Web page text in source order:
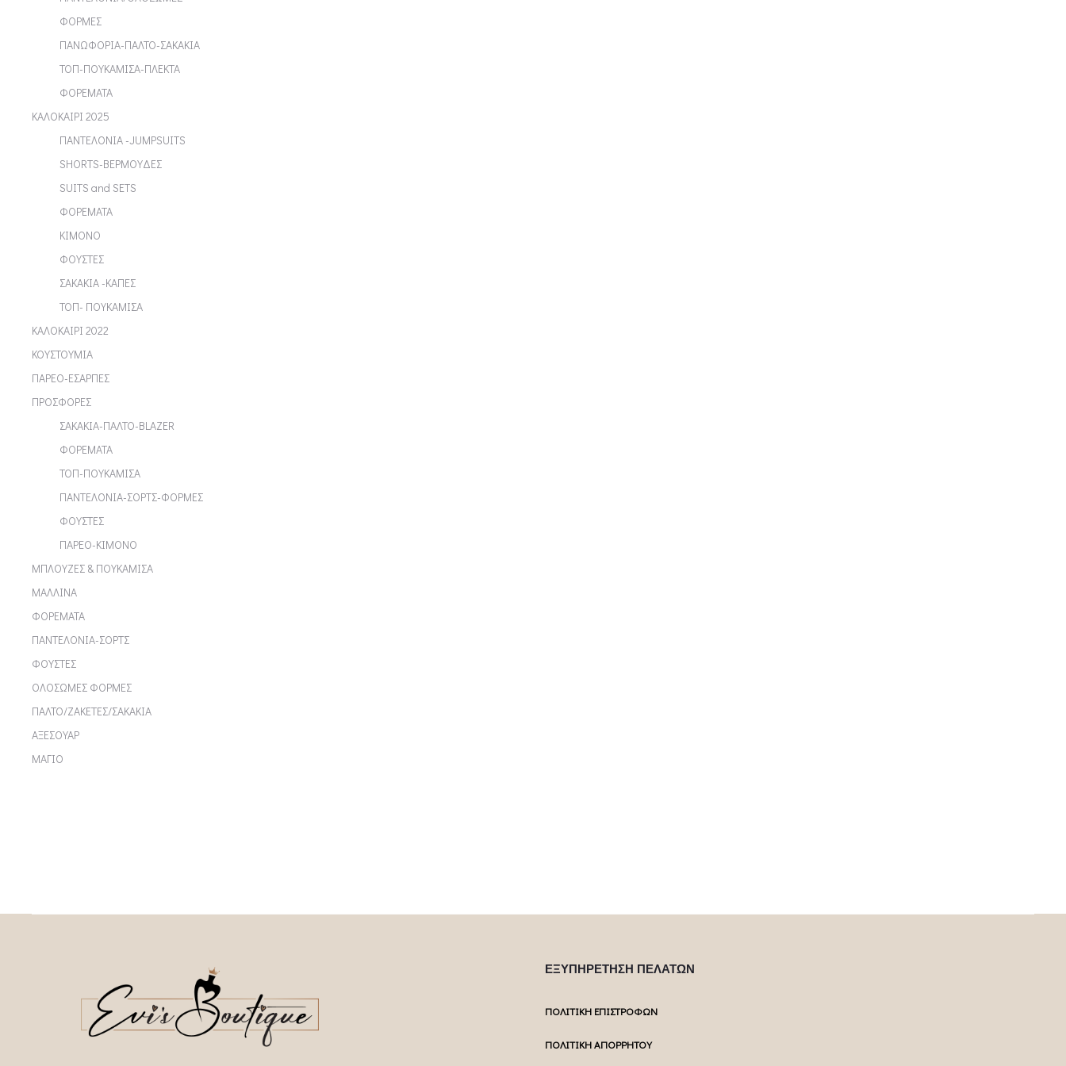
ΦΟΡΜΕΣ
ΠΑΝΩΦΟΡΙΑ-ΠΑΛΤΟ-ΣΑΚΑΚΙΑ
ΤΟΠ-ΠΟΥΚΑΜΙΣΑ-ΠΛΕΚΤΑ
ΦΟΡΕΜΑΤΑ
ΚΑΛΟΚΑΙΡΙ 2025
ΠΑΝΤΕΛΟΝΙΑ -JUMPSUITS
SHORTS-ΒΕΡΜΟΥΔΕΣ
SUITS and SETS
ΦΟΡΕΜΑΤΑ
ΚΙΜΟΝΟ
ΦΟΥΣΤΕΣ
ΣΑΚΑΚΙΑ -ΚΑΠΕΣ
ΤΟΠ- ΠΟΥΚΑΜΙΣΑ
ΚΑΛΟΚΑΙΡΙ 2022
ΚΟΥΣΤΟΥΜΙΑ
ΠΑΡΕΟ-ΕΣΑΡΠΕΣ
ΠΡΟΣΦΟΡΕΣ
ΣΑΚΑΚΙΑ-ΠΑΛΤΟ-BLAZER
ΦΟΡΕΜΑΤΑ
ΤΟΠ-ΠΟΥΚΑΜΙΣΑ
ΠΑΝΤΕΛΟΝΙΑ-ΣΟΡΤΣ-ΦΟΡΜΕΣ
ΦΟΥΣΤΕΣ
ΠΑΡΕΟ-ΚΙΜΟΝΟ
ΜΠΛΟΥΖΕΣ & ΠΟΥΚΑΜΙΣΑ
ΜΑΛΛΙΝΑ
ΦΟΡΕΜΑΤΑ
ΠΑΝΤΕΛΟΝΙΑ-ΣΟΡΤΣ
ΦΟΥΣΤΕΣ
ΟΛΟΣΩΜΕΣ ΦΟΡΜΕΣ
ΠΑΛΤΟ/ΖΑΚΕΤΕΣ/ΣΑΚΑΚΙΑ
ΑΞΕΣΟΥΑΡ
ΜΑΓΙΟ
ΕΞΥΠΗΡΕΤΗΣΗ ΠΕΛΑΤΩΝ
ΠΟΛΙΤΙΚΗ ΕΠΙΣΤΡΟΦΩΝ
ΠΟΛΙΤΙΚΗ ΑΠΟΡΡΗΤΟΥ